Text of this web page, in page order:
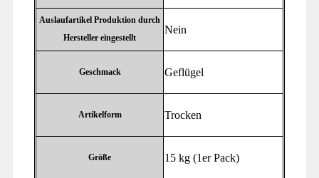
Auslaufartikel Produktion durch
Hersteller eingestellt
‎Nein
Geschmack ‎Geflügel
Artikelform ‎Trocken
Größe ‎15 kg (1er Pack)